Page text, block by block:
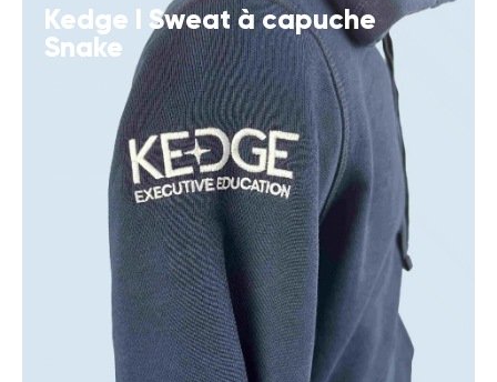
Kedge I Sweat à capuche
Snake